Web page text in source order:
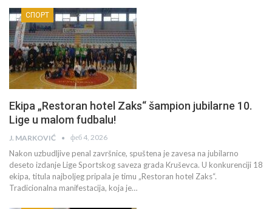
СПОРТ
Ekipa „Restoran hotel Zaks“ šampion jubilarne 10.
Lige u malom fudbalu!
J. MARKOVIĆ феб 4, 2026
Nakon uzbudljive penal završnice, spuštena je zavesa na jubilarno
deseto izdanje Lige Sportskog saveza grada Kruševca. U konkurenciji 18
ekipa, titula najboljeg pripala je timu „Restoran hotel Zaks“.
Tradicionalna manifestacija, koja je…